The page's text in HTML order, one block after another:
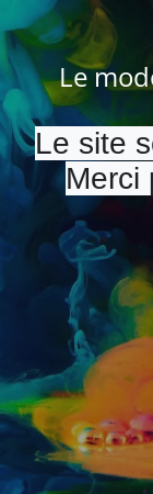
Le
Le site
Merci